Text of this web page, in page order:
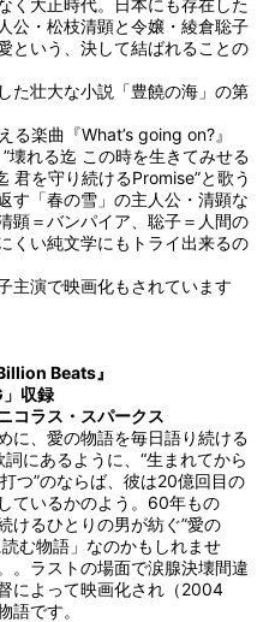
公・松枝清顕と令嬢・綾倉聡子
という、決して結ばれることの
た壮大な小説「豊饒の海」の第
る楽曲『What’s going on?』
壊れる迄 この時を生きてみせる
君を守り続けるPromise”と歌う
す「春の雪」の主人公・清顕な
顕＝バンパイア、聡子＝人間の
くい純文学にもトライ出来るの
主演で映画化もされています
Beats』
収録
コラス・スパークス
に、愛の物語を毎日語り続ける
にあるように、“生まれてから
つ”のならば、彼は20億回目の
ているかのよう。60年もの
けるひとりの男が紡ぐ”愛の
む物語」なのかもしれませ
。ラストの場面で涙腺決壊間違
によって映画化され（2004
語です。